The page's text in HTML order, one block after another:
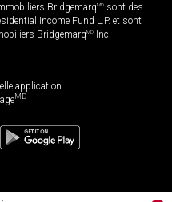
BridgemarqMD sont des
Income Fund L.P. et sont
BridgemarqMD Inc.
application
MD